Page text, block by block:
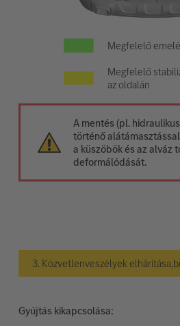
Megfelelő
Megfelelő
az oldalán
A mentés (pl.
történő
a küszöbök és az alváz
deformálódását.
3. Közvetlenveszélyek
Gyújtás kikapcsolása: